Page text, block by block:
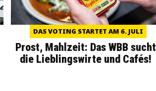
DAS VOTING STARTET AM 6. JULI
Prost, Mahlzeit: Das WBB sucht
die Lieblingswirte und Cafés!